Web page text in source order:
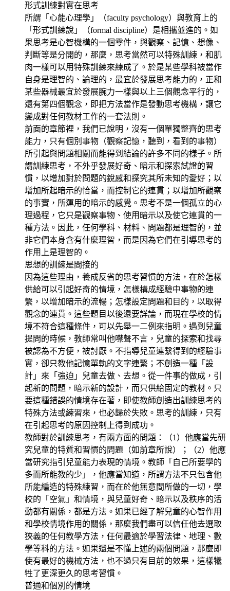
形式訓練對實在思考
所謂「心能心理學」（faculty psychology）與教育上的
「形式訓練說」（formal discipline）是相攜並進的。如
果思考是心智機構的一個零件，與觀察、記憶、想像、
判斷等是分開的，那麼，思考當然可以特殊訓練，和肌
肉一樣可以用特殊訓練來練成了。於是某些學科被當作
自身是理智的、論理的，最宜於發展思考能力的，正和
某些器械最宜於發展腕力一樣與以上三個觀念平行的，
還有第四個觀念，即把方法當作是發動思考機構，讓它
變成對任何教材工作的一套法則。
前面的章節裡，我們已說明，沒有一個單獨整齊的思考
能力，只有個別事物（觀察記憶，聽到，看到的事物）
所引起與問題相關而能得到結論的許多不同的樣子。所
謂訓練思考，不外乎發展好奇、暗示和探索試證的習
慣，以增加對於問題的銳感和探究其所未知的愛好；以
增加所起暗示的恰當，而控制它的連貫；以增加所觀察
的事實，所運用的暗示的感覺。思考不是一個孤立的心
理過程，它只是觀察事物、使用暗示以及使它連貫的一
種方法。因此，任何學科、材料、問題都是理智的，並
非它們本身含有什麼理智，而是因為它們在引導思考的
作用上是理智的。
思想的訓練是間接的
因為這些理由，養成反省的思考習慣的方法，在於怎樣
供給可以引起好奇的情境，怎樣構成經驗中事物的連
繫，以增加暗示的流暢；怎樣設定問題和目的，以取得
觀念的連貫。這些題目以後還要詳論，而現在學校的情
境不符合這種條件，可以先舉一二例來指明。遇到兒童
提問的時候，教師常叫他噤聲不言，兒童的探索和找尋
被認為不方便，被討厭。不指導兒童連繫得到的經驗事
實，卻只教他記憶單軌的文字連繫；不創造一種「設
計」來「強迫」兒童去做、去想。從一件事的做成，引
起新的問題，暗示新的設計，而只供給固定的教材。只
要這種錯誤的情境存在著，即使教師創造出訓練思考的
特殊方法或練習來，也必歸於失敗。思考的訓練，只有
在引起思考的原因控制上得到成功。
教師對於訓練思考，有兩方面的問題：（1）他應當先研
究兒童的特質和習慣的問題（如前章所說）；（2）他應
當研究指引兒童能力表現的情境。教師「自己所要學的
多而所能教的少」，他應當知道，所謂方法不只包含他
所能編造的特殊練習，而在於他無意間所做的一切，學
校的「空氣」和情境，與兒童好奇、暗示以及秩序的活
動都有關係，都是方法。如果已經了解兒童的心智作用
和學校情境作用的關係，那麼我們盡可以信任他去選取
狹義的任何教學方法，任何最適於學習法律、地理、數
學等科的方法。如果還是不懂上述的兩個問題，那麼即
使有最好的機械方法，也不過只有目前的效果，這樣犧
牲了更深更久的思考習慣。
普通和個別的情境